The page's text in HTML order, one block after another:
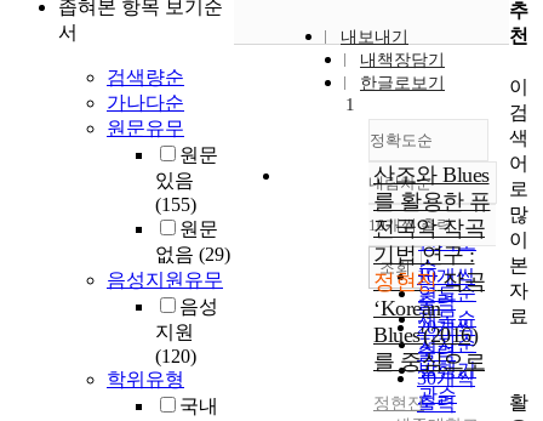
좁혀본 항목 보기순
서
검색량순
가나다순
원문유무
원문
있음
(155)
원문
없음 (29)
음성지원유무
음성
지원
(120)
학위유형
국내
내보내기
내책장담기
한글로보기
정확도순
정확도
순
인기도
순
연도순
제목순
저자순
발행기
관순
내림차순
내림차순
10개씩 출력
10개씩
출력
20개씩
출력
30개씩
출력
조회
1
산조와 Blues
를 활용한 퓨
전국악 작곡
기법 연구 :
정현진작곡
‘Korean
Blues'(2016)
를 중심으로
정현진
추
천
이
검
색
어
로
많
이
본
자
료
활